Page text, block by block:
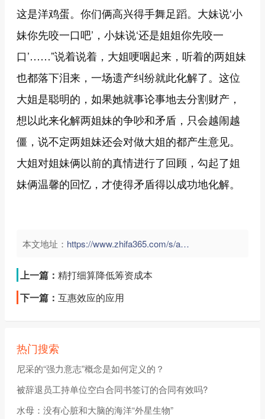
这是洋鸡蛋。你们俩高兴得手舞足蹈。大妹说‘小
妹你先咬一口吧’，小妹说‘还是姐姐你先咬一
口’……”说着说着，大姐哽咽起来，听着的两姐妹
也都落下泪来，一场遗产纠纷就此化解了。这位
大姐是聪明的，如果她就事论事地去分割财产，
想以此来化解两姐妹的争吵和矛盾，只会越闹越
僵，说不定两姐妹还会对做大姐的都产生意见。
大姐对姐妹俩以前的真情进行了回顾，勾起了姐
妹俩温馨的回忆，才使得矛盾得以成功地化解。
本文地址： https://www.zhifa365.com/s/aLRwry49Hm6nAh5e">
上一篇： 精打细算降低筹资成本
下一篇： 互惠效应的应用
热门搜索
尼采的“强力意志”概念是如何定义的？
被辞退员工持单位空白合同书签订的合同有效吗?
水母：没有心脏和大脑的海洋“外星生物”